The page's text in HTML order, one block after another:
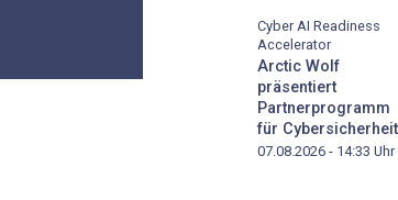
Cyber AI Readiness
Accelerator
Arctic Wolf
präsentiert
Partnerprogramm
für Cybersicherheit
07.08.2026 - 14:33 Uhr